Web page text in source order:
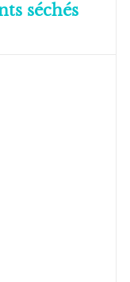
séchés